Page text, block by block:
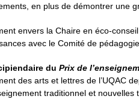
en plus de démontrer une
envers la Chaire en éco-
avec le Comité de
du Prix de
des arts et lettres de l’UQAC
traditionnel et